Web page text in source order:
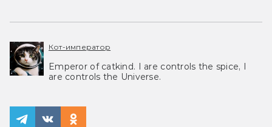
Кот-император
Emperor of catkind. I are controls the spice, I
are controls the Universe.